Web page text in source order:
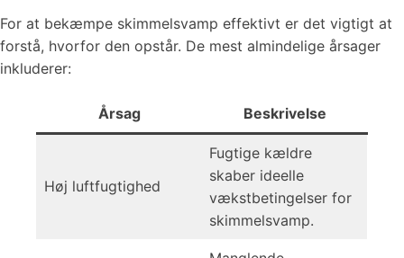
For at bekæmpe skimmelsvamp effektivt er det vigtigt at
forstå, hvorfor den opstår. De mest almindelige årsager
inkluderer:
Årsag Beskrivelse
Høj luftfugtighed
Fugtige kældre
skaber ideelle
vækstbetingelser for
skimmelsvamp.